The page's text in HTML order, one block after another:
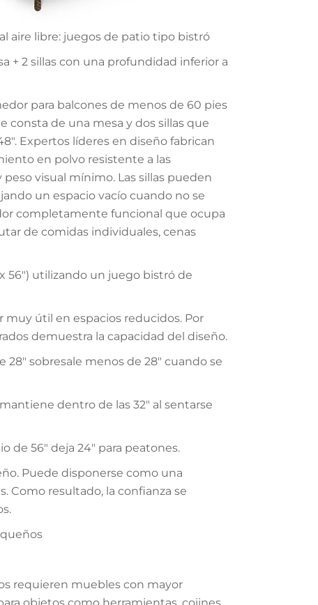
aire libre: juegos de patio tipo bistró
+ 2 sillas con una profundidad inferior a
para balcones de menos de 60 pies
consta de una mesa y dos sillas que
Expertos líderes en diseño fabrican
en polvo resistente a las
visual mínimo. Las sillas pueden
un espacio vacío cuando no se
completamente funcional que ocupa
de comidas individuales, cenas
56") utilizando un juego bistró de
útil en espacios reducidos. Por
demuestra la capacidad del diseño.
28" sobresale menos de 28" cuando se
dentro de las 32" al sentarse
de 56" deja 24" para peatones.
Puede disponerse como una
Como resultado, la confianza se
requieren muebles con mayor